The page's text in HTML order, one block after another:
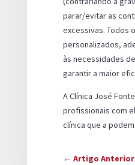
parar/evitar as
excessivas. Todos
personalizados,
às necessidades
garantir a maior
A Clínica José
profissionais com
clínica que a
← Artigo Anterior